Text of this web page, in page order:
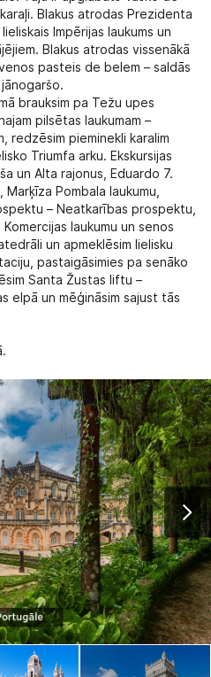
Blakus atrodas Prezidenta
Impērijas laukums un
Blakus atrodas vissenākā
pasteis de belem – saldās
brauksim pa Težu upes
pilsētas laukumam –
redzēsim pieminekli karalim
Triumfa arku. Ekskursijas
un Alta rajonus, Eduardo 7.
Marķīza Pombala laukumu,
– Neatkarības prospektu,
laukumu un senos
un apmeklēsim lielisku
pastaigāsimies pa senāko
Santa Žustas liftu –
elpā un mēģināsim sajust tās